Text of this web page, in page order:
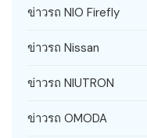
ข่าวรถ NIO Firefly
ข่าวรถ Nissan
ข่าวรถ NIUTRON
ข่าวรถ OMODA